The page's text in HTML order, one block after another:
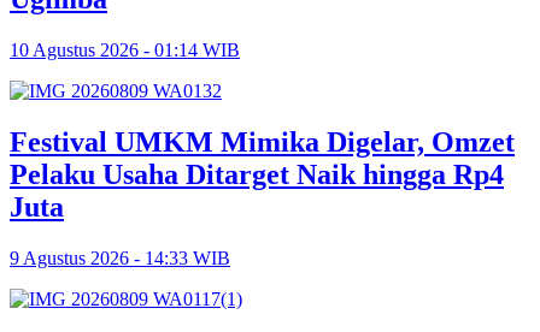
10 Agustus 2026 - 01:14 WIB
Festival UMKM Mimika Digelar, Omzet
Pelaku Usaha Ditarget Naik hingga Rp4
Juta
9 Agustus 2026 - 14:33 WIB